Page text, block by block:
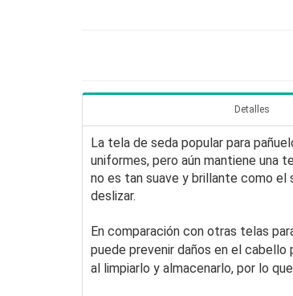
Detalles
La tela de seda popular para
uniformes, pero aún mantiene una
no es tan suave y brillante como el
deslizar.
En comparación con otras telas
puede prevenir daños en el
al limpiarlo y almacenarlo, por lo